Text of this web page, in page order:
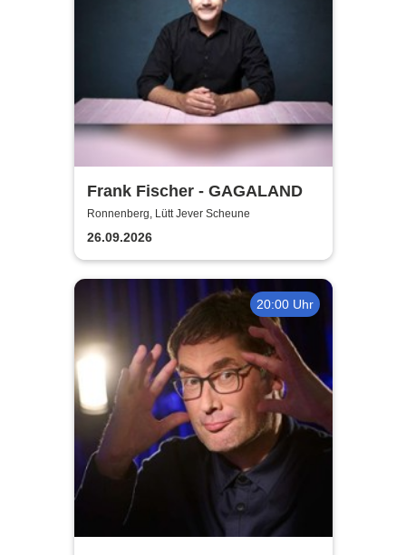
Frank Fischer - GAGALAND
Ronnenberg, Lütt Jever Scheune
26.09.2026
20:00 Uhr